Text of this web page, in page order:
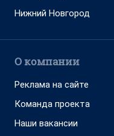
Нижний Новгород
О компании
Реклама на сайте
Команда проекта
Наши вакансии